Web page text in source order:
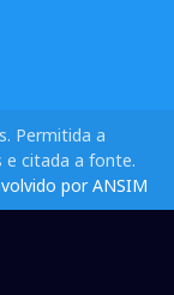
Permitida a
e citada a fonte.
por ANSIM